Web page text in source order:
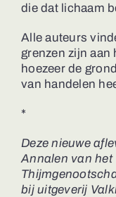
die dat lichaam
Alle auteurs
grenzen zijn aan
hoezeer de
van handelen
*
Deze nieuwe
Annalen van het
bij uitgeverij